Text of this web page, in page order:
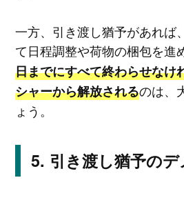
一方、引き渡し猶予があれば
て日程調整や荷物の梱包を進
日までにすべて終わらせなけ
シャーから解放されるのは、
ょう。
引き渡し猶予のデ